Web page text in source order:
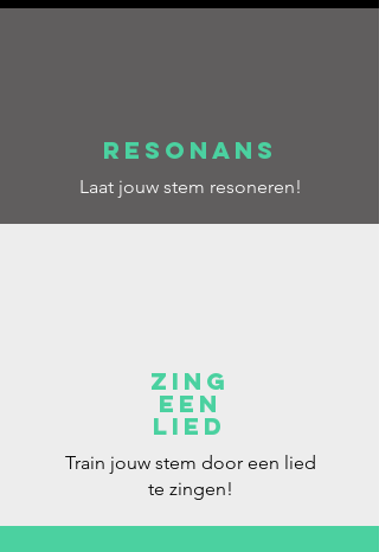
resonans
Laat jouw stem resoneren!
zing
een
lied
Train jouw stem door een lied
te zingen!